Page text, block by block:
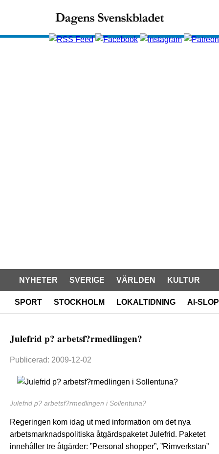
NYHETER SVERIGE VÄRLDEN KULTUR
SPORT STOCKHOLM LOKALTIDNING AI-SLOP
Julefrid p? arbetsf?rmedlingen?
Publicerad: 2009-12-02
Julefrid p? arbetsf?rmedlingen i Sollentuna?
Regeringen kom idag ut med information om det nya
arbetsmarknadspolitiska åtgärdspaketet Julefrid. Paketet
innehåller tre åtgärder: ”Personal shopper”, ”Rimverkstan”